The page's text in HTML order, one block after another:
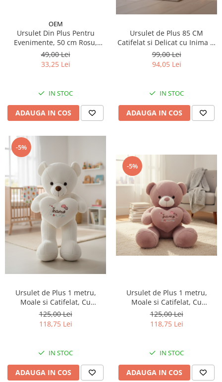
OEM
Ursulet Din Plus Pentru
Evenimente, 50 cm Rosu,
Broderie 2025
49,00 Lei
33,25 Lei
IN STOC
ADAUGA IN COS
Ursulet de Plus 85 CM
Catifelat si Delicat cu Inima si
Fundita, GALBEN
99,00 Lei
94,05 Lei
IN STOC
ADAUGA IN COS
-5%
Ursulet de Plus 1 metru,
Moale si Catifelat, Cu
Inimioara Te Amo si Broderie
Florala, ALB
125,00 Lei
118,75 Lei
IN STOC
ADAUGA IN COS
-5%
Ursulet de Plus 1 metru,
Moale si Catifelat, Cu
Inimioara si Broderie Florala,
Te Amo, LILA
125,00 Lei
118,75 Lei
IN STOC
ADAUGA IN COS